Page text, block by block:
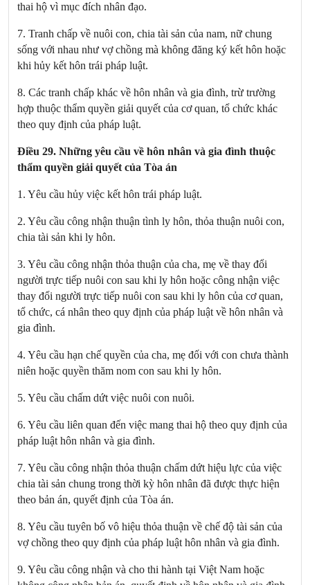
thai hộ vì mục đích nhân đạo.
7. Tranh chấp về nuôi con, chia tài sản của nam, nữ chung
sống với nhau như vợ chồng mà không đăng ký kết hôn hoặc
khi hủy kết hôn trái pháp luật.
8. Các tranh chấp khác về hôn nhân và gia đình, trừ trường
hợp thuộc thẩm quyền giải quyết của cơ quan, tổ chức khác
theo quy định của pháp luật.
Điều 29. Những yêu cầu về hôn nhân và gia đình thuộc
thẩm quyền giải quyết của Tòa án
1. Yêu cầu hủy việc kết hôn trái pháp luật.
2. Yêu cầu công nhận thuận tình ly hôn, thỏa thuận nuôi con,
chia tài sản khi ly hôn.
3. Yêu cầu công nhận thỏa thuận của cha, mẹ về thay đổi
người trực tiếp nuôi con sau khi ly hôn hoặc công nhận việc
thay đổi người trực tiếp nuôi con sau khi ly hôn của cơ quan,
tổ chức, cá nhân theo quy định của pháp luật về hôn nhân và
gia đình.
4. Yêu cầu hạn chế quyền của cha, mẹ đối với con chưa thành
niên hoặc quyền thăm nom con sau khi ly hôn.
5. Yêu cầu chấm dứt việc nuôi con nuôi.
6. Yêu cầu liên quan đến việc mang thai hộ theo quy định của
pháp luật hôn nhân và gia đình.
7. Yêu cầu công nhận thỏa thuận chấm dứt hiệu lực của việc
chia tài sản chung trong thời kỳ hôn nhân đã được thực hiện
theo bản án, quyết định của Tòa án.
8. Yêu cầu tuyên bố vô hiệu thỏa thuận về chế độ tài sản của
vợ chồng theo quy định của pháp luật hôn nhân và gia đình.
9. Yêu cầu công nhận và cho thi hành tại Việt Nam hoặc